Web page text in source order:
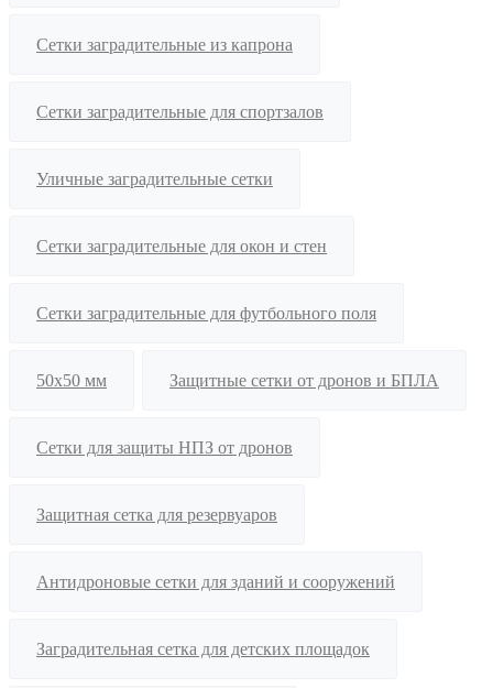
Сетки заградительные из капрона
Сетки заградительные для спортзалов
Уличные заградительные сетки
Сетки заградительные для окон и стен
Сетки заградительные для футбольного поля
50х50 мм Защитные сетки от дронов и БПЛА
Сетки для защиты НПЗ от дронов
Защитная сетка для резервуаров
Антидроновые сетки для зданий и сооружений
Заградительная сетка для детских площадок